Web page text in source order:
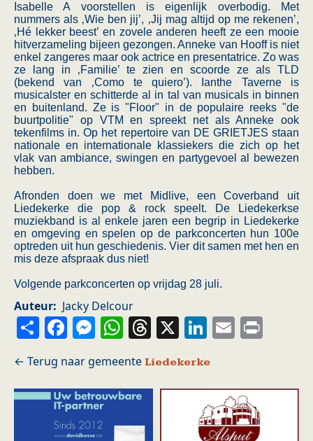
Isabelle A voorstellen is eigenlijk overbodig. Met
nummers als ‚Wie ben jij’, ‚Jij mag altijd op me rekenen’,
‚Hé lekker beest’ en zovele anderen heeft ze een mooie
hitverzameling bijeen gezongen. Anneke van Hooff is niet
enkel zangeres maar ook actrice en presentatrice. Zo was
ze lang in ‚Familie’ te zien en scoorde ze als TLD
(bekend van ‚Como te quiero’). Ianthe Taverne is
musicalster en schitterde al in tal van musicals in binnen
en buitenland. Ze is "Floor" in de populaire reeks "de
buurtpolitie" op VTM en spreekt net als Anneke ook
tekenfilms in. Op het repertoire van DE GRIETJES staan
nationale en internationale klassiekers die zich op het
vlak van ambiance, swingen en partygevoel al bewezen
hebben.
Afronden doen we met Midlive, een Coverband uit
Liedekerke die pop & rock speelt. De Liedekerkse
muziekband is al enkele jaren een begrip in Liedekerke
en omgeving en spelen op de parkconcerten hun 100e
optreden uit hun geschiedenis. Vier dit samen met hen en
mis deze afspraak dus niet!
Volgende parkconcerten op vrijdag 28 juli.
Auteur Jacky Delcour
ShareFacebook
Messenger
WhatsApp
Threads
X LinkedIn
Email
Liedekerke